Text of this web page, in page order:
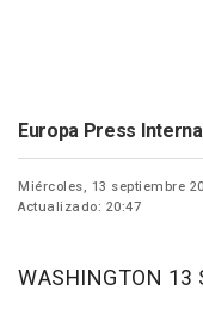
Europa Press
Miércoles, 13 septiembre
Actualizado: 20:47
WASHINGTON